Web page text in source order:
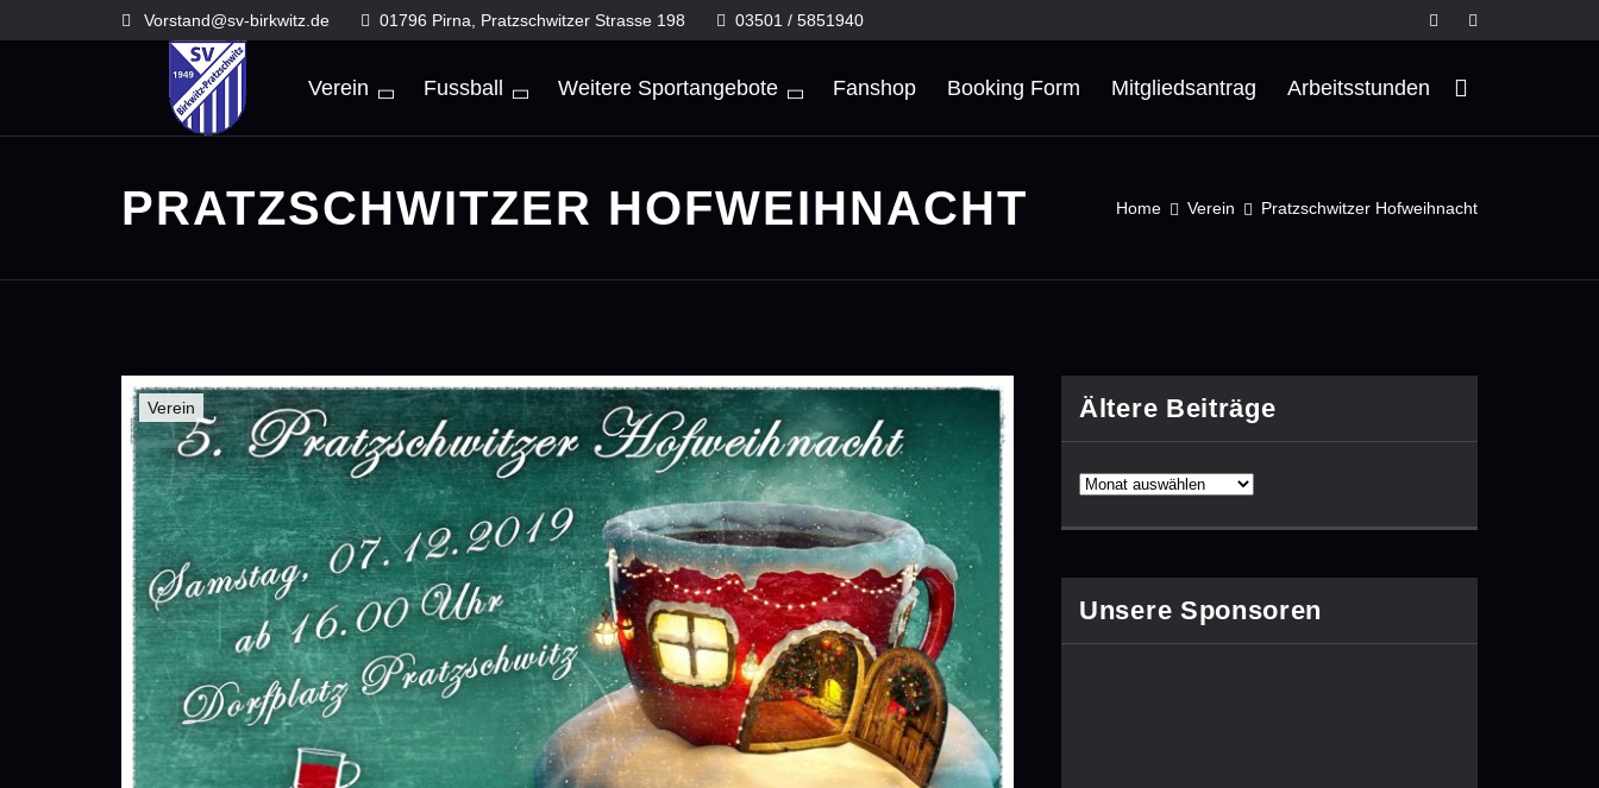
content
Vorstand@sv-birkwitz.de 01796 Pirna, Pratzschwitzer Strasse 198 03501 / 5851940
Verein Fussball Weitere Sportangebote Fanshop Booking Form Mitgliedsantrag Arbeitsstunden
PRATZSCHWITZER HOFWEIHNACHT Home Verein Pratzschwitzer Hofweihnacht
Verein Ältere Beiträge
Unsere Sponsoren